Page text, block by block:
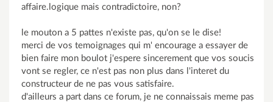
affaire.logique mais contradictoire, non?
le mouton a 5 pattes n'existe pas, qu'on se le dise!
merci de vos temoignages qui m' encourage a essayer de
bien faire mon boulot j'espere sincerement que vos soucis
vont se regler, ce n'est pas non plus dans l'interet du
constructeur de ne pas vous satisfaire.
d'ailleurs a part dans ce forum, je ne connaissais meme pas